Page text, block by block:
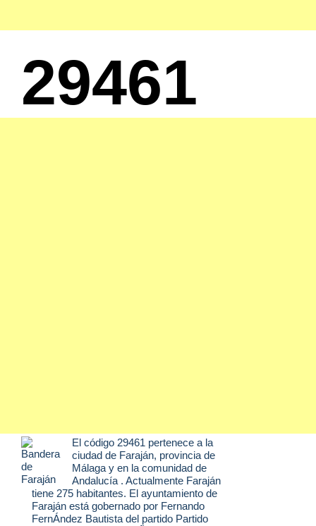
29461
El código 29461 pertenece a la
ciudad de Faraján, provincia de
Málaga y en la comunidad de
Andalucía . Actualmente Faraján
tiene 275 habitantes. El ayuntamiento de
Faraján está gobernado por Fernando
FernÁndez Bautista del partido Partido